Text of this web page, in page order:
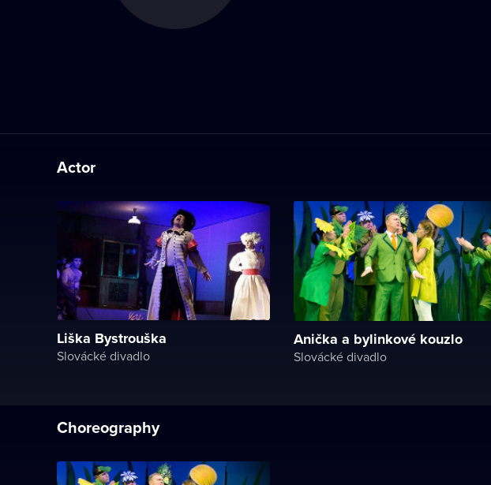
Actor
Liška Bystrouška
Slovácké divadlo
Anička a bylinkové kouzlo
Slovácké divadlo
Choreography